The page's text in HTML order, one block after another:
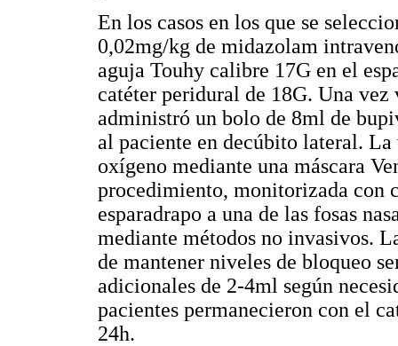
En los casos en los que se
0,02mg/kg de midazolam
aguja Touhy calibre 17G en el
catéter peridural de 18G. Una
administró un bolo de 8ml de
al paciente en decúbito lateral.
oxígeno mediante una máscara
procedimiento, monitorizada con
esparadrapo a una de las fosas
mediante métodos no invasivos.
de mantener niveles de bloqueo
adicionales de 2-4ml según
pacientes permanecieron con el
24h.